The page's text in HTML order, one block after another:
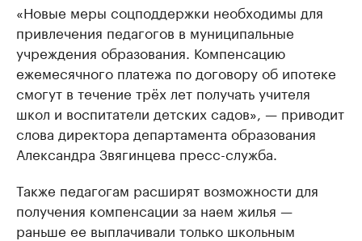
«Новые меры соцподдержки необходимы для
привлечения педагогов в муниципальные
учреждения образования. Компенсацию
ежемесячного платежа по договору об ипотеке
смогут в течение трёх лет получать учителя
школ и воспитатели детских садов», — приводит
слова директора департамента образования
Александра Звягинцева пресс-служба.
Также педагогам расширят возможности для
получения компенсации за наем жилья —
раньше ее выплачивали только школьным